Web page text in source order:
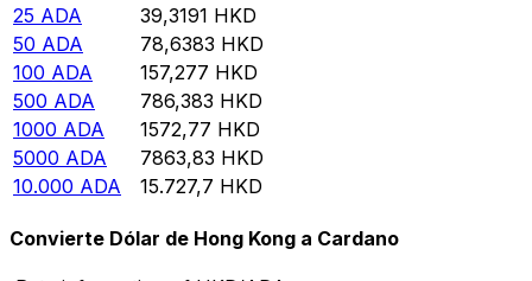
25 ADA 39,3191 HKD
50 ADA 78,6383 HKD
100 ADA 157,277 HKD
500 ADA 786,383 HKD
1000 ADA 1572,77 HKD
5000 ADA 7863,83 HKD
10.000 ADA 15.727,7 HKD
Convierte Dólar de Hong Kong a Cardano